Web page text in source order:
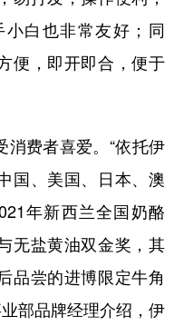
白也非常友好；同
便，即开即合，便于
消费者喜爱。“依托伊
国、美国、日本、澳
年新西兰全国奶酪
无盐黄油双金奖，其
品尝的进博限定牛角
业部品牌经理介绍，伊